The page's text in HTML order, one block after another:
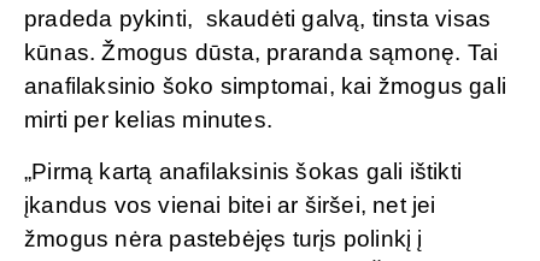
pradeda pykinti, skaudėti galvą, tinsta visas
kūnas. Žmogus dūsta, praranda sąmonę. Tai
anafilaksinio šoko simptomai, kai žmogus gali
mirti per kelias minutes.
„Pirmą kartą anafilaksinis šokas gali ištikti
įkandus vos vienai bitei ar širšei, net jei
žmogus nėra pastebėjęs turįs polinkį į